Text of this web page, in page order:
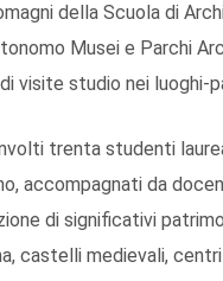
della Scuola di
Musei e Parchi
visite studio nei luoghi-
trenta studenti
accompagnati da
di significativi
castelli medievali,